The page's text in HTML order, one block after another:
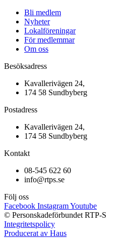
Bli medlem
Nyheter
Lokalföreningar
För medlemmar
Om oss
Besöksadress
Kavallerivägen 24,
174 58 Sundbyberg
Postadress
Kavallerivägen 24,
174 58 Sundbyberg
Kontakt
08-545 622 60
info@rtps.se
Följ oss
Facebook InstagramYoutube
© Personskadeförbundet RTP-S
Integritetspolicy
Producerat av Haus